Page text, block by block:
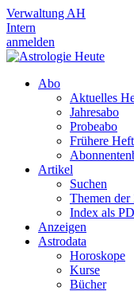
Verwaltung AH
Intern
anmelden
Abo
Aktuelles
Jahresabo
Probeabo
Frühere
Artikel
Suchen
Themen der
Index als
Anzeigen
Astrodata
Horoskope
Kurse
Bücher